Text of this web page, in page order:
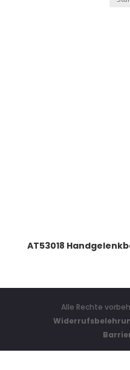
AT53018
Alle Rechte